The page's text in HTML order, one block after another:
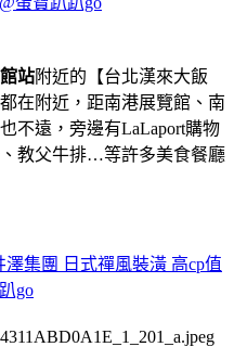
站附近的【台北漢來大飯
在附近，距南港展覽館、南
不遠，旁邊有LaLaport購物
教父牛排…等許多美食餐廳
集團 日式禪風裝潢 高cp值
go